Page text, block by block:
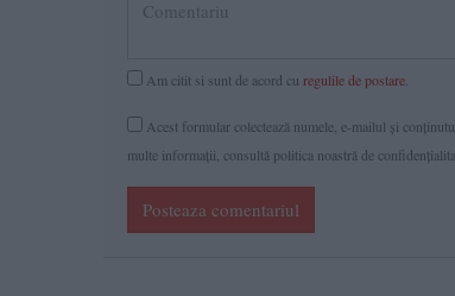
Am citit si sunt de acord cu regulile de postare
Acest formular colectează numele, e-mailul şi
multe informaţii, consultă politica noastră de
Posteaza comentariul